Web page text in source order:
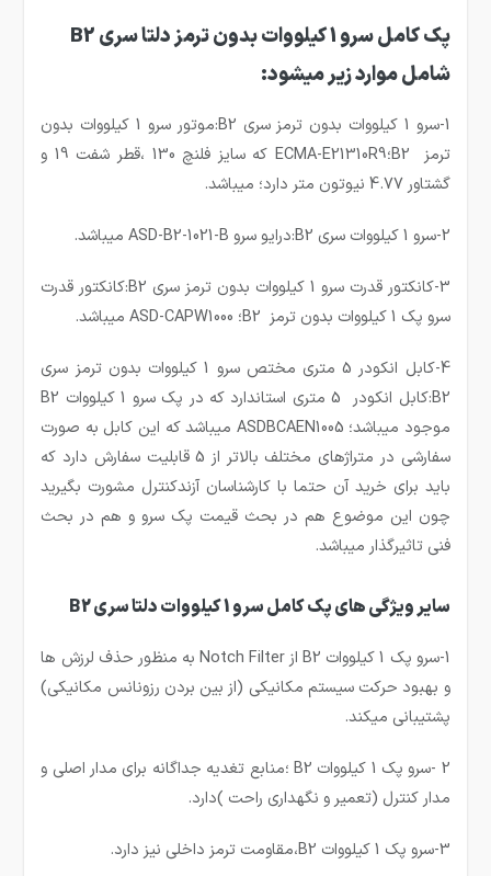
پک کامل سرو 1 کیلووات بدون ترمز دلتا سری B2
شامل موارد زیر میشود:
1-سرو 1 کیلووات بدون ترمز سری B2:موتور سرو 1 کیلووات بدون
ترمز B2؛ECMA-E21310R9 که سایز فلنچ 130 ،قطر شفت 19 و
گشتاور 4.77 نیوتون متر دارد؛ میباشد.
2-سرو 1 کیلووات سری B2:درایو سرو ASD-B2-1021-B میباشد.
3-کانکتور قدرت سرو 1 کیلووات بدون ترمز سری B2:کانکتور قدرت
سرو پک 1 کیلووات بدون ترمز B2؛ ASD-CAPW1000 میباشد.
4-کابل انکودر 5 متری مختص سرو 1 کیلووات بدون ترمز سری
B2:کابل انکودر 5 متری استاندارد که در پک سرو 1 کیلووات B2
موجود میباشد؛ ASDBCAEN1005 میباشد که این کابل به صورت
سفارشی در متراژهای مختلف بالاتر از 5 قابلیت سفارش دارد که
باید برای خرید آن حتما با کارشناسان آزندکنترل مشورت بگیرید
چون این موضوع هم در بحث قیمت پک سرو و هم در بحث
فنی تاثیرگذار میباشد.
سایر ویژگی های پک کامل سرو 1 کیلووات دلتا سری B2
1-سرو پک 1 کیلووات B2 از Notch Filter به منظور حذف لرزش ها
و بهبود حرکت سیستم مکانیکی (از بین بردن رزونانس مکانیکی)
پشتیبانی میکند.
2 -سرو پک 1 کیلووات B2 ؛منابع تغدیه جداگانه برای مدار اصلی و
مدار کنترل (تعمیر و نگهداری راحت )دارد.
3-سرو پک 1 کیلووات B2،مقاومت ترمز داخلی نیز دارد.